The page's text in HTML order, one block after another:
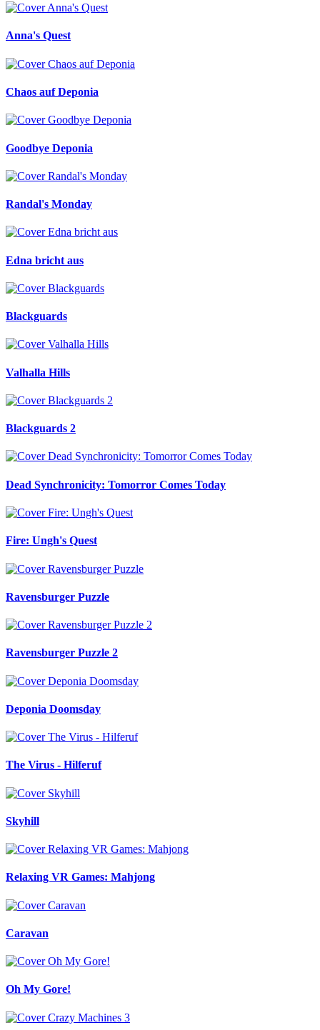
Anna's Quest
Chaos auf Deponia
Goodbye Deponia
Randal's Monday
Edna bricht aus
Blackguards
Valhalla Hills
Blackguards 2
Dead Synchronicity: Tomorror Comes Today
Fire: Ungh's Quest
Ravensburger Puzzle
Ravensburger Puzzle 2
Deponia Doomsday
The Virus - Hilferuf
Skyhill
Relaxing VR Games: Mahjong
Caravan
Oh My Gore!